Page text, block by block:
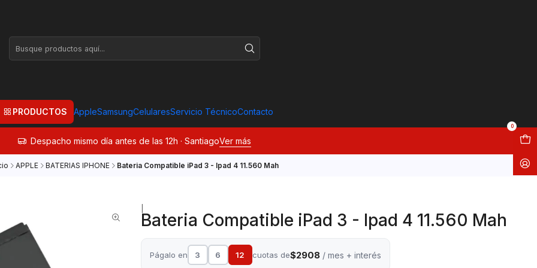
PRODUCTOS AppleSamsungCelularesServicio TécnicoContacto
0
Despacho mismo día antes de las 12h · SantiagoVer más
APPLE BATERIAS IPHONE Bateria Compatible iPad 3 - Ipad 4 11.560 Mah
Bateria Compatible iPad 3 - Ipad 4 11.560 Mah
Págalo en 3 6 12 cuotas de$2908/ mes + interés